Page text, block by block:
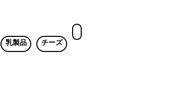
乳製品 チーズ